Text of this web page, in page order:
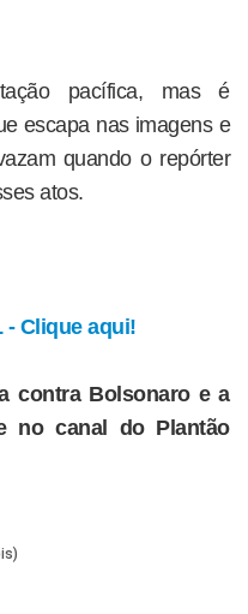
pacífica, mas é
escapa nas imagens e
quando o repórter
atos.
- Clique aqui!
contra Bolsonaro e a
no canal do Plantão